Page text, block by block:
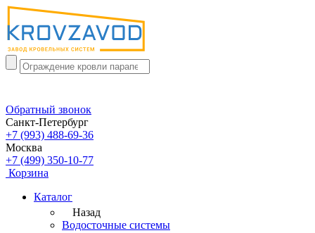
Обратный звонок
Санкт-Петербург
+7 (993) 488-69-36
Москва
+7 (499) 350-10-77
Корзина
Каталог
Назад
Водосточные системы